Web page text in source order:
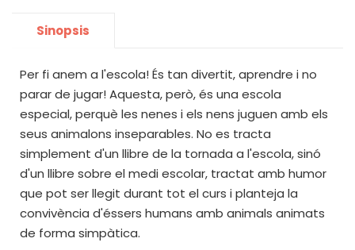
Sinopsis
Per fi anem a l'escola! És tan divertit, aprendre i no
parar de jugar! Aquesta, però, és una escola
especial, perquè les nenes i els nens juguen amb els
seus animalons inseparables. No es tracta
simplement d'un llibre de la tornada a l'escola, sinó
d'un llibre sobre el medi escolar, tractat amb humor
que pot ser llegit durant tot el curs i planteja la
convivència d'éssers humans amb animals animats
de forma simpàtica.